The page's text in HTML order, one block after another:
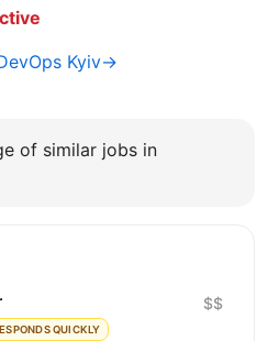
Kyiv→
of similar jobs in
QUICKLY
$$